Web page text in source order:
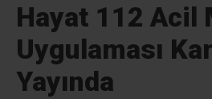
Hayat 112 Acil
Uygulaması
Yayında